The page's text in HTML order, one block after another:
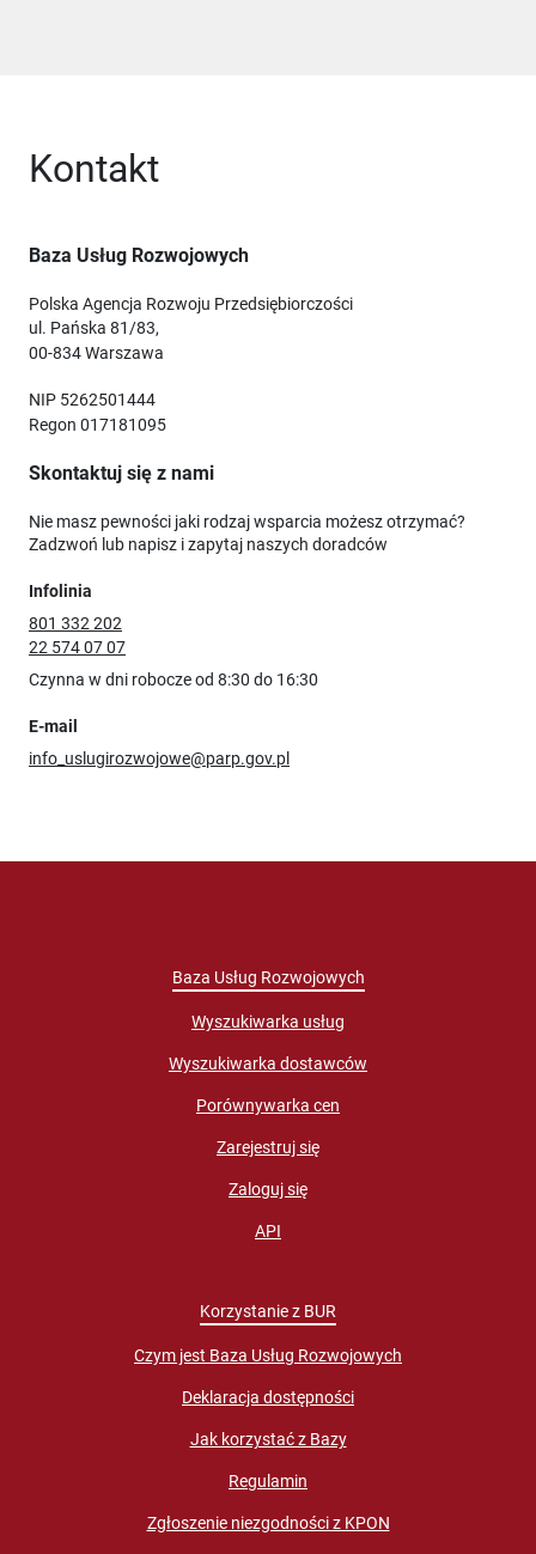
Kontakt
Baza Usług Rozwojowych
Polska Agencja Rozwoju Przedsiębiorczości
ul. Pańska 81/83,
00-834 Warszawa
NIP 5262501444
Regon 017181095
Skontaktuj się z nami
Nie masz pewności jaki rodzaj wsparcia możesz otrzymać?
Zadzwoń lub napisz i zapytaj naszych doradców
Infolinia
801 332 202
22 574 07 07
Czynna w dni robocze od 8:30 do 16:30
E-mail
info_uslugirozwojowe@parp.gov.pl
Baza Usług Rozwojowych
Wyszukiwarka usług
Wyszukiwarka dostawców
Porównywarka cen
Zarejestruj się
Zaloguj się
API
Korzystanie z BUR
Czym jest Baza Usług Rozwojowych
Deklaracja dostępności
Jak korzystać z Bazy
Regulamin
Zgłoszenie niezgodności z KPON